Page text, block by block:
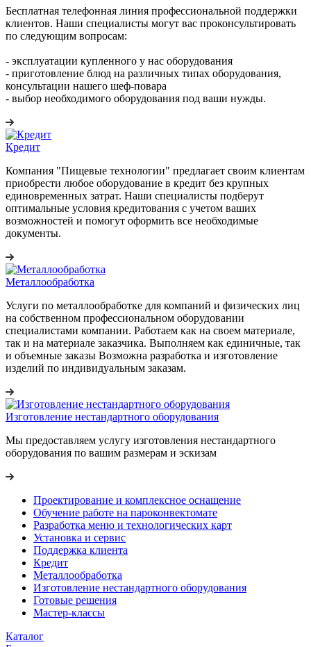
Бесплатная телефонная линия профессиональной поддержки
клиентов. Наши специалисты могут вас проконсультировать
по следующим вопросам:
- эксплуатации купленного у нас оборудования
- приготовление блюд на различных типах оборудования,
консультации нашего шеф-повара
- выбор необходимого оборудования под ваши нужды.
Кредит
Компания "Пищевые технологии" предлагает своим клиентам
приобрести любое оборудование в кредит без крупных
единовременных затрат. Наши специалисты подберут
оптимальные условия кредитования с учетом ваших
возможностей и помогут оформить все необходимые
документы.
Металлообработка
Услуги по металлообработке для компаний и физических лиц
на собственном профессиональном оборудовании
специалистами компании. Работаем как на своем материале,
так и на материале заказчика. Выполняем как единичные, так
и объемные заказы Возможна разработка и изготовление
изделий по индивидуальным заказам.
Изготовление нестандартного оборудования
Мы предоставляем услугу изготовления нестандартного
оборудования по вашим размерам и эскизам
Проектирование и комплексное оснащение
Обучение работе на пароконвектомате
Разработка меню и технологических карт
Установка и сервис
Поддержка клиента
Кредит
Металлообработка
Изготовление нестандартного оборудования
Готовые решения
Мастер-классы
Каталог